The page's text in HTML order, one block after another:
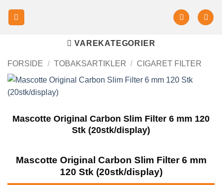
VAREKATEGORIER
FORSIDE / TOBAKSARTIKLER / CIGARET FILTER
Mascotte Original Carbon Slim Filter 6 mm 120
Stk (20stk/display)
Mascotte Original Carbon Slim Filter 6 mm
120 Stk (20stk/display)